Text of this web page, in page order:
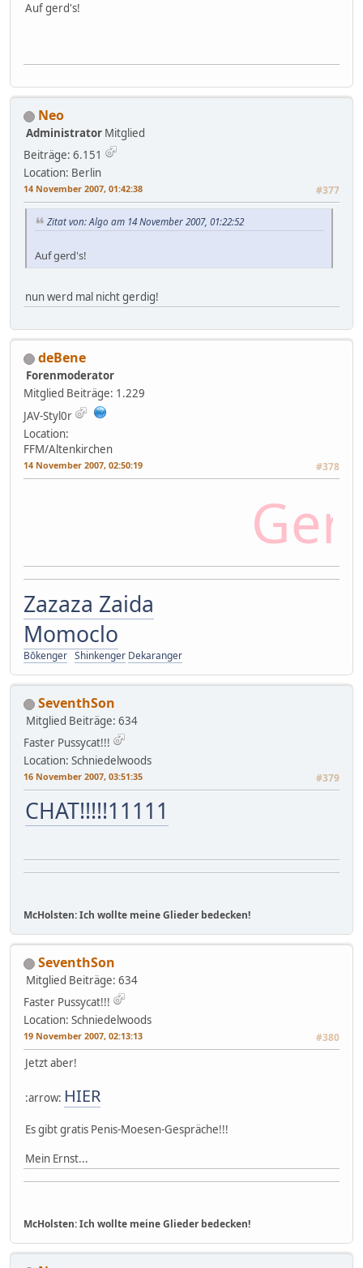
Auf gerd's!
Neo
Administrator Mitglied
Beiträge: 6.151
Location: Berlin
14 November 2007, 01:42:38 #377
Zitat von: Algo am 14 November 2007, 01:22:52
Auf gerd's!
nun werd mal nicht gerdig!
deBene
Forenmoderator
Mitglied Beiträge: 1.229
JAV-Styl0r
Location:
FFM/Altenkirchen
14 November 2007, 02:50:19 #378
Gerd,
Zazaza Zaida
Momoclo
Bōkenger Shinkenger Dekaranger
SeventhSon
Mitglied Beiträge: 634
Faster Pussycat!!!
Location: Schniedelwoods
16 November 2007, 03:51:35 #379
CHAT!!!!!11111
McHolsten: Ich wollte meine Glieder bedecken!
SeventhSon
Mitglied Beiträge: 634
Faster Pussycat!!!
Location: Schniedelwoods
19 November 2007, 02:13:13 #380
Jetzt aber!
:arrow: HIER
Es gibt gratis Penis-Moesen-Gespräche!!!
Mein Ernst...
McHolsten: Ich wollte meine Glieder bedecken!